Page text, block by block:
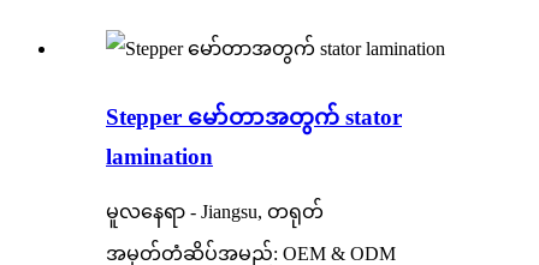
Stepper မော်တာအတွက် stator
lamination
မူလနေရာ - Jiangsu, တရုတ်
အမှတ်တံဆိပ်အမည်: OEM & ODM